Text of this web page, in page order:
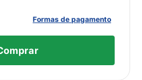
Formas de pagamento